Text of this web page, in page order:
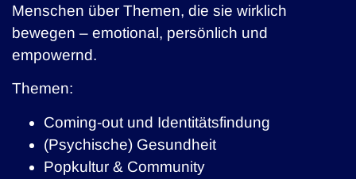
Menschen über Themen, die sie wirklich
bewegen – emotional, persönlich und
empowernd.
Themen:
Coming-out und Identitätsfindung
(Psychische) Gesundheit
Popkultur & Community